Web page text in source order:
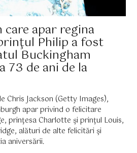
apar regina
Philip a fost
Buckingham
73 de ani de la
Chris Jackson (Getty Images),
apar privind o felicitare
prinţesa Charlotte şi prinţul Louis,
alături de alte felicitări şi
aniversării.